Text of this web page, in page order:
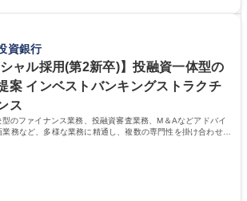
・滋賀】営業事務 ※未経験可
況に合わせ、能動的なサポート、改善の動きも期
ペシャリストとして、チームに貢献し、結果的に
になることができます。平均19:30の退勤以降の業
ており、メリハリのある働き方となります。 学
大学 高専 短大 語学力： 資格：
資銀行
シャル採用(第2新卒)】投融資一体型の
案 インベストバンキングストラクチ
ス
のファイナンス業務、投融資審査業務、M＆Aなどアドバイ
務など、多様な業務に精通し、複数の専門性を掛け合わせて
です。